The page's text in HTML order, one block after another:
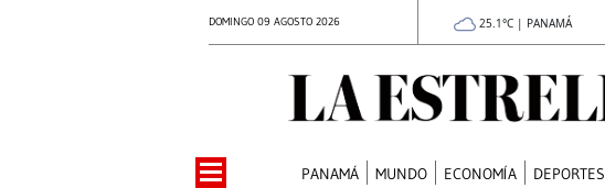
DOMINGO 09 AGOSTO 2026 25.1°C | PANAMÁ
PANAMÁ MUNDO ECONOMÍA DEPORTES